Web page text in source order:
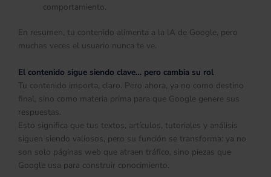
comportamiento.
En resumen, tu contenido alimenta a la IA de Google, pero
muchas veces el usuario nunca te ve.
El contenido sigue siendo clave… pero cambia su rol
Tu contenido importa, claro. Pero ahora, ya no como destino
final, sino como materia prima para que Google genere sus
respuestas.
Esto significa que tus textos, artículos, tutoriales y análisis
siguen siendo valiosos, pero su función se transforma: ya no
son solo páginas web que atraen tráfico, sino piezas que
Google usa para construir conocimiento.